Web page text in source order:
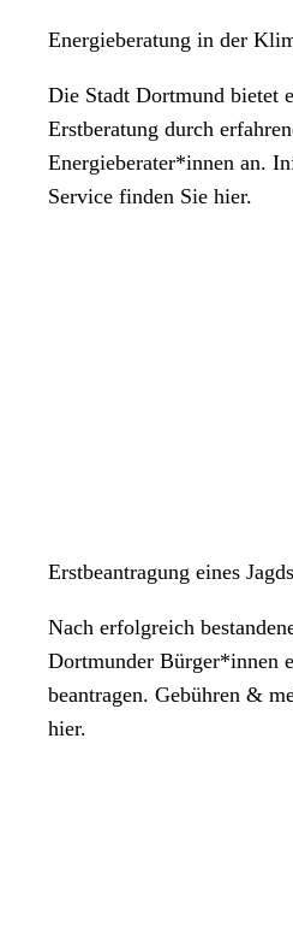
Energieberatung in der
Die Stadt Dortmund bietet
Erstberatung durch
Energieberater*innen an.
Service finden Sie hier.
Erstbeantragung eines
Nach erfolgreich
Dortmunder Bürger*innen
beantragen. Gebühren &
hier.